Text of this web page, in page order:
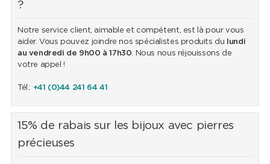
?
Notre service client, aimable et compétent, est là pour vous
aider. Vous pouvez joindre nos spécialistes produits du
lundi
au vendredi de 9h00 à 17h30. Nous nous réjouissons de
votre appel !
Tél.: +41 (0)44 241 64 41
15% de rabais sur les bijoux avec pierres
précieuses